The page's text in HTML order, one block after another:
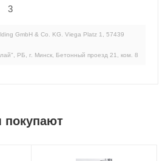
GmbH & Co. KG. Viega Platz 1, 57439
РБ, г. Минск, Бетонный проезд 21, ком. 8
покупают